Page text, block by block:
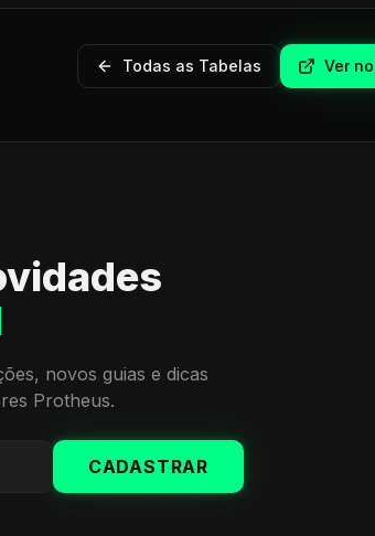
Todas as Tabelas Ver
novos guias e dicas
Protheus.
CADASTRAR